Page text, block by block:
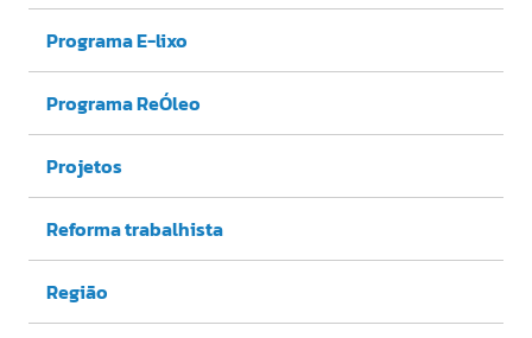
Programa E-lixo
Programa ReÓleo
Projetos
Reforma trabalhista
Região